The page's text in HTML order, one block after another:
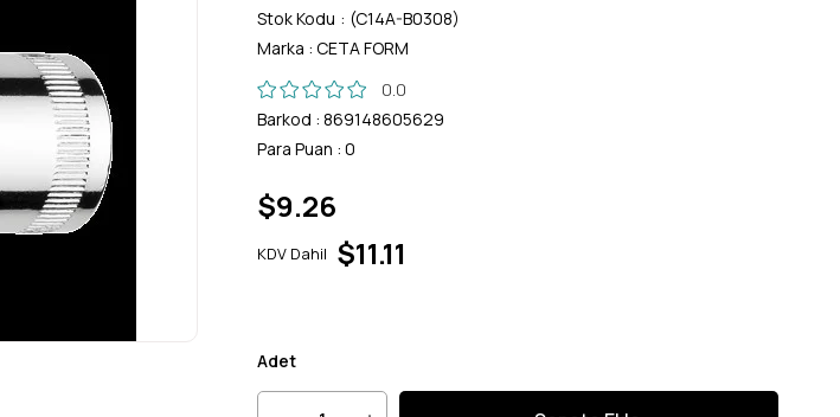
Stok Kodu
(C14A-B0308)
Marka : CETA FORM
0.0
Barkod : 869148605629
Para Puan : 0
$9.26
KDV Dahil $11.11
Adet